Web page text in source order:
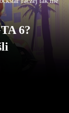
6?